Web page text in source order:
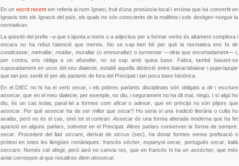
En un escrit recent em referia al nom Ignasi, fruit d’una pronúncia local i errònia que ha convertit en
Ignasis tots els Ignacis del país, els quals no són conscients de la malifeta i sols desitgen «seguir la
normativa».
La qüestió del prefix –a que s’ajunta a noms o a adjectius per a formar verbs és altament complexa i
encara no ha rebut l’atenció que mereix. No se sap ben bé per què la normativa ens fa dir
condicionar,metrallar,moblar, murallar(o emmurallar) oturmentar —diria que encertadament— i,
per contra, ens obliga a un afusellar, no se sap amb quina base. Fabra, també basant-se
suposadament en usos del seu dialecte, establí aquella distinció entrebaixar/abaixaripujar/apujar
que tan poc sentit té per als parlants de fora del Principat i tan poca base històrica.
En el DIEC no hi ha el verb secar, i els pobres parlants disciplinats són obligats a dir i escriure
assecar, que en el meu dialecte, per exemple, no diu, i segurament no ha dit mai, ningú. I si algú ho
diu, és un cas isolat, paral·lel a formes com aficaroadesar, que en principi no són pitjors que
assecar. Per quèassecar ha de ser millor quesecar? Ho seria si una tradició literària o culta ho
avalàs, però no és el cas, sinó tot el contrari.Assecar és una forma alterada moderna que ha fet
aparició en alguns parlars, sobretot en el Principat. Altres parlars conserven la forma de sempre:
secar. Procedent del llatí siccare, derivat desiccus (sec), ha donat formes sense prefixació o
pròtesi en totes les llengües romàniques: francès sécher, espanyolsecar, portuguès secar, italià
seccare. Només cal afegir, però això no canvia res, que en francès hi ha un assécher, que més
aviat correspon al que nosaltres diem dessecar.